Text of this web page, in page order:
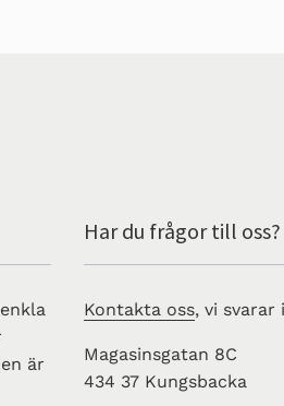
är
Har du frågor till oss?
Kontakta oss, vi svarar
Magasinsgatan 8C
434 37 Kungsbacka